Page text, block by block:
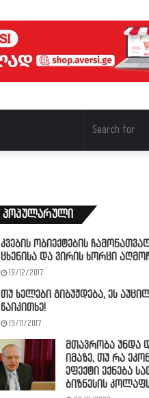
პოპულარული
კვების ობიექტების
ცხენისა და ვირის ხორცი
19/12/2017
თუ ხელები გიბუჟდება, ეს
წაიკითხე!
19/11/2017
მთავრობა უნდა
იმაზე, თუ რა
ეფექტი ექნება
ბიზნესის